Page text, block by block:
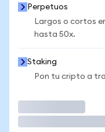
Perpetuos
Largos o cortos
hasta 50x.
Staking
Pon tu cripto a